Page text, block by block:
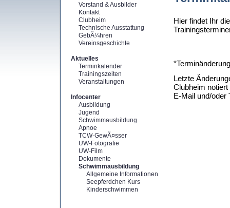
Vorstand & Ausbilder
Kontakt
Clubheim
Technische Ausstattung
GebÃ¼hren
Vereinsgeschichte
Aktuelles
Terminkalender
Trainingszeiten
Veranstaltungen
Infocenter
Ausbildung
Jugend
Schwimmausbildung
Apnoe
TCW-GewÃ¤sser
UW-Fotografie
UW-Film
Dokumente
Schwimmausbildung
Allgemeine Informationen
Seepferdchen Kurs
Kinderschwimmen
Hier findet Ihr
Letzte
Clubheim
E-Mail und/oder